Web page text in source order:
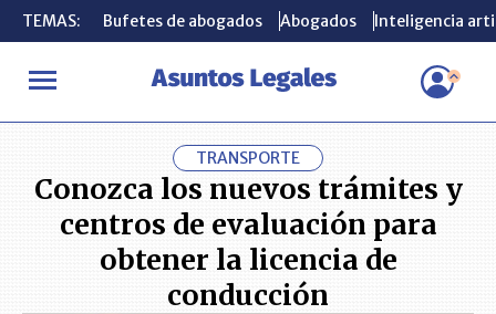
TEMAS: Bufetes de abogados Abogados Inteligencia
INICIO ACTUALIDAD Conozca los nuevos trámites y centros
TEMAS: Bufetes de abogados Abogados Inteligencia
TRANSPORTE
Conozca los nuevos trámites y
centros de evaluación para
obtener la licencia de
conducción